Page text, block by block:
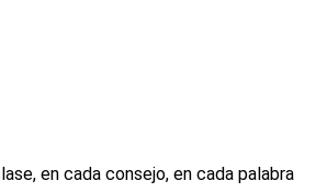
en cada consejo, en cada palabra